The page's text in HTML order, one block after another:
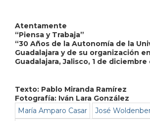
Atentamente
“Piensa y Trabaja”
“30 Años de la Autonomía de la
Guadalajara y de su organización
Guadalajara, Jalisco, 1 de diciembre
Texto: Pablo Miranda Ramírez
Fotografía: Iván Lara González
María Amparo Casar
José